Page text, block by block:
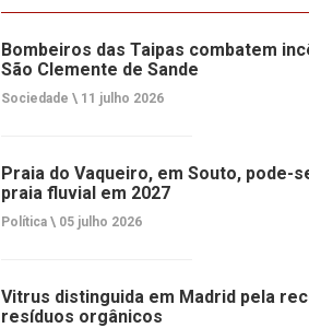
Bombeiros das Taipas combatem
São Clemente de Sande
Sociedade \ 11 julho 2026
Praia do Vaqueiro, em Souto, pode-
praia fluvial em 2027
Política \ 05 julho 2026
Vitrus distinguida em Madrid pela
resíduos orgânicos